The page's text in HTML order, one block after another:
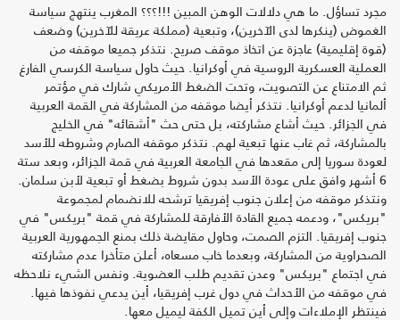
مجرد تساؤل. ما هي دلالات الوهن المبين !!!؟؟؟ المغرب ينتهج سياسة
الغموض (ينكرها لدى الآخرين)، وتبعية (مملكة عريقة للآخرين) وضعف
(قوة إقليمية) عاجزة عن اتخاذ موقف صريح. نتذكر جميعا موقفه من
العملية العسكرية الروسية في أوكرانيا. حيث حاول سياسة الكرسي الفارغ
ثم الامتناع عن التصويت، وتحت الضغط الأمريكي شارك في مؤتمر
ألمانيا لدعم أوكرانيا. نتذكر أيضا موقفه من المشاركة في القمة العربية
في الجزائر. حيث أشاع مشاركته، بل حتى حث "أشقائه" في الخليج
بالمشاركة، ثم غاب عنها تبعية لهم. نتذكر موقفه الصارم وشروطه للأسد
لعودة سوريا إلى مقعدها في الجامعة العربية في قمة الجزائر، وبعد ستة
6 أشهر وافق على عودة الأسد بدون شروط بضغط أو تبعية لأبن سلمان.
ونتذكر موقفه من إعلان جنوب إفريقيا ترشحه للانضمام لمجموعة
"بريكس"، ودعمه جميع القادة الأفارقة للمشاركة في قمة "بريكس" في
جنوب إفريقيا. التزم الصمت، وحاول مقايضة ذلك بمنع الجمهورية العربية
الصحراوية من المشاركة، وبعدما خاب مسعاه، أعلن متأخرا عدم مشاركته
في اجتماع "بريكس" وعدن تقديم طلب العضوية. ونفس الشيء نلاحظه
في موقفه من الأحداث في دول غرب إفريقيا، أين يدعي نفوذها فيها.
فينتظر الإملاءات وإلى أين تميل الكفة ليميل معها.